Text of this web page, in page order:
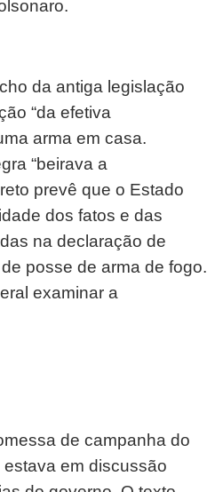
da antiga legislação
“da efetiva
arma em casa.
“beirava a
prevê que o Estado
dos fatos e das
na declaração de
posse de arma de fogo.
examinar a
de campanha do
em discussão